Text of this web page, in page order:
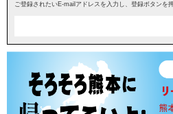
ご登録されたいE-mailアドレスを入力し、登録ボタンを